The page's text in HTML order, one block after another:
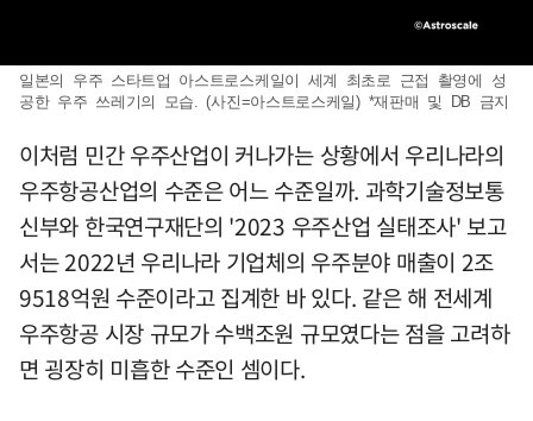
일본의 우주 스타트업 아스트로스케일이 세계 최초로 근접 촬영에 성
공한 우주 쓰레기의 모습. (사진=아스트로스케일) *재판매 및 DB 금지
이처럼 민간 우주산업이 커나가는 상황에서 우리나라의
우주항공산업의 수준은 어느 수준일까. 과학기술정보통
신부와 한국연구재단의 '2023 우주산업 실태조사' 보고
서는 2022년 우리나라 기업체의 우주분야 매출이 2조
9518억원 수준이라고 집계한 바 있다. 같은 해 전세계
우주항공 시장 규모가 수백조원 규모였다는 점을 고려하
면 굉장히 미흡한 수준인 셈이다.